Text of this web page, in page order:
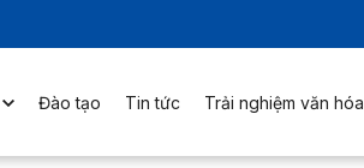
Đào tạo Tin tức Trải nghiệm văn hóa